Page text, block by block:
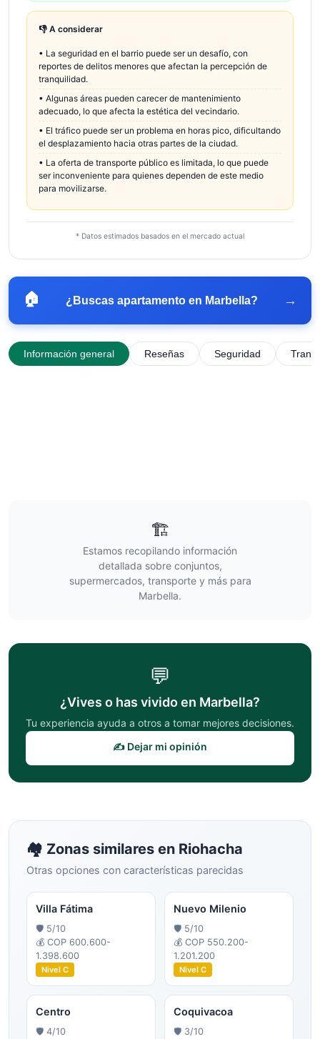
👎 A considerar
• La seguridad en el barrio puede ser un desafío, con
reportes de delitos menores que afectan la percepción de
tranquilidad.
• Algunas áreas pueden carecer de mantenimiento
adecuado, lo que afecta la estética del vecindario.
• El tráfico puede ser un problema en horas pico, dificultando
el desplazamiento hacia otras partes de la ciudad.
• La oferta de transporte público es limitada, lo que puede
ser inconveniente para quienes dependen de este medio
para movilizarse.
* Datos estimados basados en el mercado actual
🏠 ¿Buscas apartamento en Marbella? →
Información general Reseñas Seguridad
🏗️
Estamos recopilando información
detallada sobre conjuntos,
supermercados, transporte y más para
Marbella.
💬
¿Vives o has vivido en Marbella?
Tu experiencia ayuda a otros a tomar mejores decisiones.
✍️ Dejar mi opinión
🏘️ Zonas similares en Riohacha
Otras opciones con características parecidas
Villa Fátima
🛡️ 5/10
💰 COP 600.600-
1.398.600
Nivel C
Nuevo Milenio
🛡️ 5/10
💰 COP 550.200-
1.201.200
Nivel C
Centro
🛡️ 4/10
Coquivacoa
🛡️ 3/10